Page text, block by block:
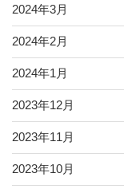
2024年3月
2024年2月
2024年1月
2023年12月
2023年11月
2023年10月